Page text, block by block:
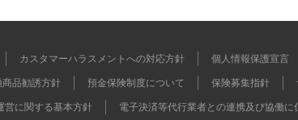
カスタマーハラスメントへの対応方針
個人情報保護宣言
商品勧誘方針 預金保険制度について 保険募集指針
営に関する基本方針 電子決済等代行業者との連携及び協働に